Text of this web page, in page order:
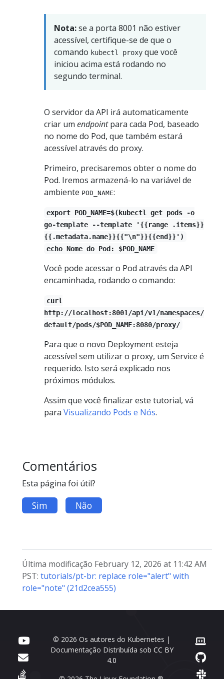
Nota:se a porta 8001 não estiver
acessível, certifique-se de que o
comando kubectl proxy que você
iniciou acima está rodando no
segundo terminal.
O servidor da API irá automaticamente
criar um endpointpara cada Pod, baseado
no nome do Pod, que também estará
acessível através do proxy.
Primeiro, precisaremos obter o nome do
Pod. Iremos armazená-lo na variável de
ambiente POD_NAME:
export POD_NAME=$(kubectl get pods -o
go-template --template '{{range .items}}
{{.metadata.name}}{{"\n"}}{{end}}')
echo Nome do Pod: $POD_NAME
Você pode acessar o Pod através da API
encaminhada, rodando o comando:
curl
http://localhost:8001/api/v1/namespaces/
default/pods/$POD_NAME:8080/proxy/
Para que o novo Deployment esteja
acessível sem utilizar o proxy, um Service é
requerido. Isto será explicado nos
próximos módulos.
Assim que você finalizar este tutorial, vá
para Visualizando Pods e Nós.
Comentários
Esta página foi útil?
Sim Não
Última modificação February 12, 2026 at 11:42 AM
PST: tutorials/pt-br: replace role="alert" with
role="note" (21d2cea555)
© 2026 Os autores do Kubernetes |
Documentação Distribuída sob CC BY
4.0